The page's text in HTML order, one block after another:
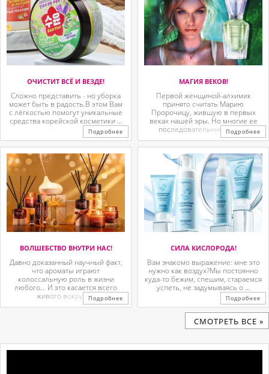
ОЧИСТИТ ВСЁ И ВЕЗДЕ!
Сложно представить - но уборка
может быть в радость.В этом Вам
с лёгкостью помогут уникальные
средства корейской косметики ...
Подробнее
МАГИЯ ВЕКОВ!
Первой женщиной-алхимик
принято считать Марию
Пророчицу, жившую в первых
веках нашей эры. Но многие ее
последовательницы так ...
Подробнее
ВОЛШЕБСТВО ВНУТРИ НАС!
Давно доказанный научный факт,
что ароматы играют
колоссальную роль в жизни
любого… И это касается всего
живого вокруг. ...Подробнее
СИЛА КИСЛОРОДА!
Вам знакомо выражение: мне это
нужно как воздух?Мы постоянно
куда-то бежим, спешим, стараемся
успеть, не задумываясь о ...
Подробнее
CМОТРЕТЬ ВСЕ »